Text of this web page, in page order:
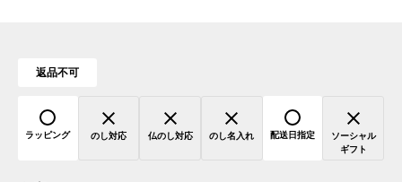
返品不可
ラッピング のし対応 仏のし対応 のし名入れ 配送日指定
ソーシャル
ギフト